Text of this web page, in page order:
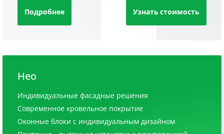
Подробнее Узнать стоимость
Нео
Индивидуальные фасадные решения
Современное кровельное покрытие
Оконные блоки с индивидуальным дизайном